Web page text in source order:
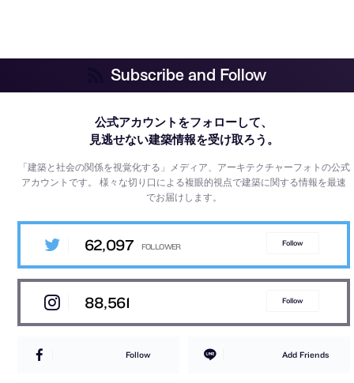
Subscribe and Follow
公式アカウントをフォローして、
見逃せない建築情報を受け取ろう。
「建築と社会の関係を視覚化する」メディア、アーキテクチャーフォトの公式
アカウントです。様々な切り口による複眼的視点で建築に関する情報を最速
でお届けします。
62,097 Follow
88,561 Follow
Follow Add Friends